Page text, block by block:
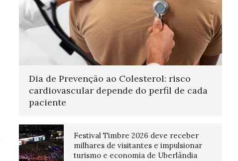
Dia de Prevenção ao Colesterol: risco
cardiovascular depende do perfil de cada
paciente
Festival Timbre 2026 deve receber
milhares de visitantes e impulsionar
turismo e economia de Uberlândia